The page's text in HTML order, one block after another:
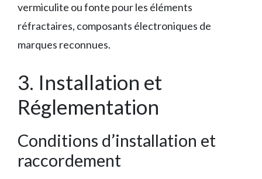
vermiculite ou fonte pour les éléments
réfractaires, composants électroniques de
marques reconnues.
3. Installation et
Réglementation
Conditions d’installation et
raccordement